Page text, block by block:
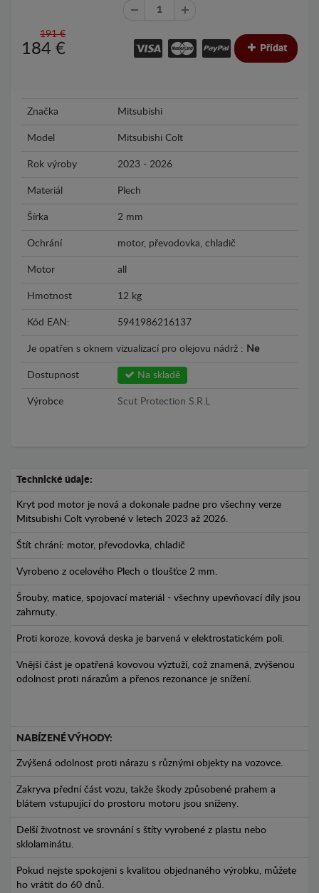
191 €
184 € Přídat
Značka Mitsubishi
Model Mitsubishi Colt
Rok výroby 2023 - 2026
Materiál Plech
Šírka 2 mm
Ochrání motor, převodovka, chladič
Motor all
Hmotnost 12 kg
Kód EAN: 5941986216137
Je opatřen s oknem vizualizací pro olejovu nádrž : Ne
Dostupnost Na skladě
Výrobce Scut Protection S.R.L
Technické údaje:
Kryt pod motor je nová a dokonale padne pro všechny verze
Mitsubishi Colt vyrobené v letech 2023 až 2026.
Štít chrání: motor, převodovka, chladič
Vyrobeno z ocelového Plech o tloušťce 2 mm.
Šrouby, matice, spojovací materiál - všechny upevňovací díly jsou
zahrnuty.
Proti koroze, kovová deska je barvená v elektrostatickém poli.
Vnější část je opatřená kovovou výztuží, což znamená, zvýšenou
odolnost proti nárazům a přenos rezonance je snížení.
NABÍZENÉ VÝHODY:
Zvýšená odolnost proti nárazu s různými objekty na vozovce.
Zakryva přední část vozu, takže škody způsobené prahem a
blátem vstupující do prostoru motoru jsou sníženy.
Delší životnost ve srovnání s štíty vyrobené z plastu nebo
sklolaminátu.
Pokud nejste spokojeni s kvalitou objednaného výrobku, můžete
ho vrátit do 60 dnů.